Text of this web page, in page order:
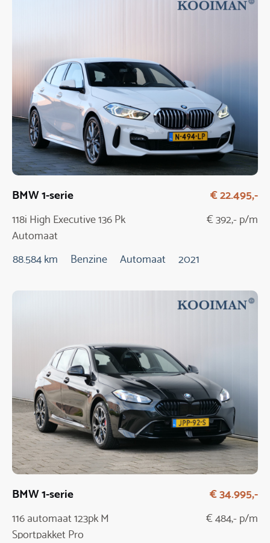
BMW 1-serie
118i High Executive 136 Pk
Automaat
€ 22.495,-
€ 392,- p/m
88.584 km Benzine Automaat 2021
BMW 1-serie
116 automaat 123pk M
Sportpakket Pro
€ 34.995,-
€ 484,- p/m